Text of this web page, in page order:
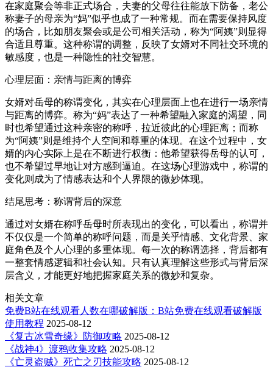
在家庭聚会等非正式场合，夫妻的父母往往能放下防备，老公
称妻子的母亲为“妈”似乎也成了一种常规。而在需要保持风度
的场合，比如朋友聚会或是公司相关活动，称为“阿姨”则显得
合适且尊重。这种称谓的调整，反映了女婿对不同社交环境的
敏感度，也是一种隐性的社交智慧。
心理层面：亲情与距离的博弈
女婿对岳母的称谓变化，其实在心理层面上也在进行一场亲情
与距离的博弈。称为“妈”表达了一种希望融入家庭的渴望，同
时也希望通过这种亲密的称呼，拉近彼此的心理距离；而称
为“阿姨”则是维持个人空间和尊重的体现。在这个过程中，女
婿的内心实际上是在不断进行权衡：他希望获得岳母的认可，
也不希望过早地让对方感到逼迫。在这场心理游戏中，称谓的
变化则成为了情感表达和个人界限的微妙体现。
结尾思考：称谓背后的深意
通过对女婿在称呼岳母时所表现出的变化，可以看出，称谓并
不仅仅是一个简单的称呼问题，而是关乎情感、文化背景、家
庭角色及个人心理的多重体现。每一次的称谓选择，背后都有
一整套情感逻辑和社会认知。只有认真理解这些形式与背后深
层含义，才能更好地把握家庭关系的微妙和复杂。
相关文章
免费B站在线观看人数在哪破解版：B站免费在线观看破解版
使用教程 2025-08-12
《复古冰雪奇缘》防御攻略 2025-08-12
《战神4》渡鸦收集攻略 2025-08-12
《亡灵盗贼》死亡之刃技能攻略 2025-08-12